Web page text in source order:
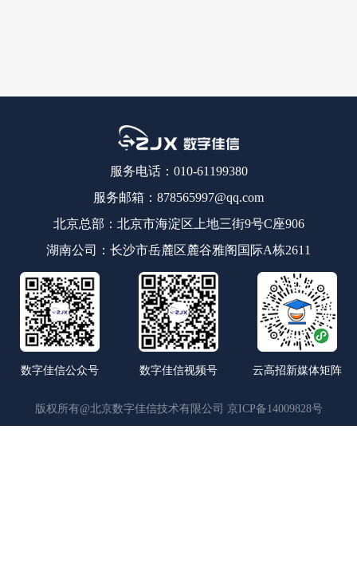
服务电话：010-61199380
服务邮箱：878565997@qq.com
北京总部：北京市海淀区上地三街9号C座906
湖南公司：长沙市岳麓区麓谷雅阁国际A栋2611
版权所有@北京数字佳信技术有限公司 京ICP备14009828号
数字佳信公众号 数字佳信视频号 云高招新媒体矩阵